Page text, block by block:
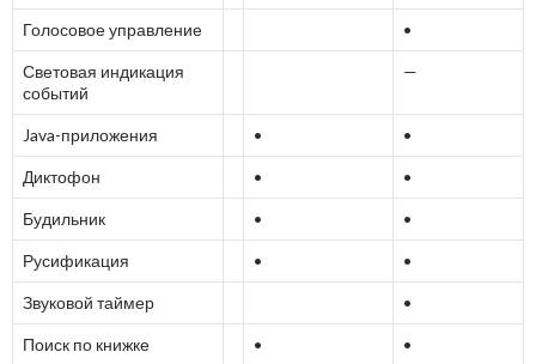
Голосовое управление •
Световая индикация
событий
—
Java-приложения • •
Диктофон • •
Будильник • •
Русификация • •
Звуковой таймер •
Поиск по книжке • •